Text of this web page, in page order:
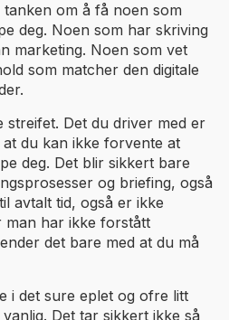
om å få noen som
deg. Noen som har skriving
marketing. Noen som vet
som matcher den digitale
streifet. Det du driver med er
du kan ikke forvente at
deg. Det blir sikkert bare
og briefing, også
avtalt tid, også er ikke
man har ikke forstått
det bare med at du må
i det sure eplet og ofre litt
Det tar sikkert ikke så